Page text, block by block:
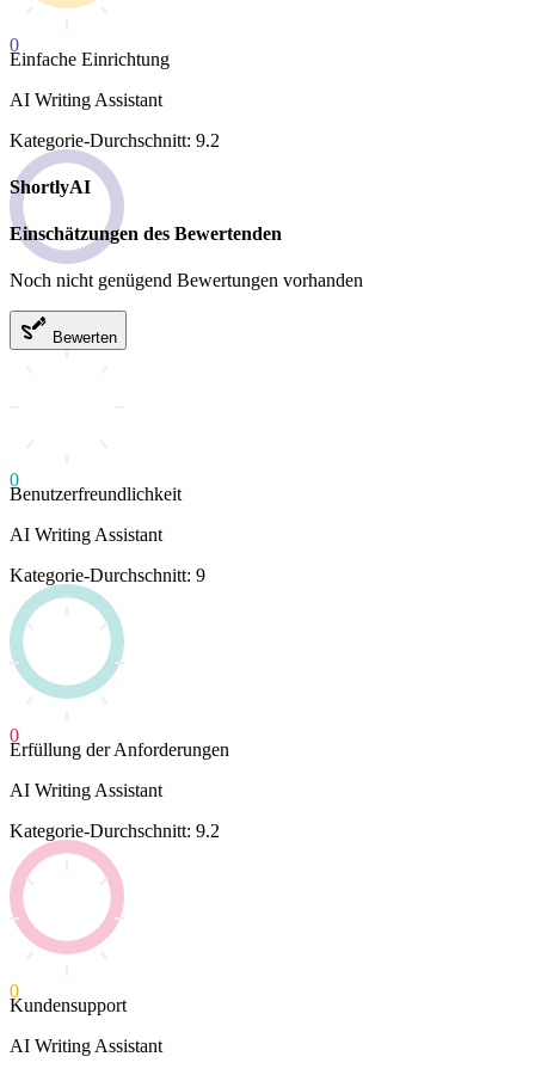
0
Einfache Einrichtung
AI Writing Assistant
Kategorie-Durchschnitt: 9.2
ShortlyAI
Einschätzungen des Bewertenden
Noch nicht genügend Bewertungen vorhanden
Bewerten
0
Benutzerfreundlichkeit
AI Writing Assistant
Kategorie-Durchschnitt: 9
0
Erfüllung der Anforderungen
AI Writing Assistant
Kategorie-Durchschnitt: 9.2
0
Kundensupport
AI Writing Assistant